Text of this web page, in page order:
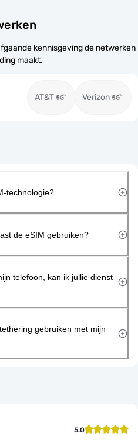
kennisgeving de netwerken
maakt.
AT&T Verizon
technologie?
de eSIM gebruiken?
telefoon, kan ik jullie dienst
gebruiken met mijn
5.0